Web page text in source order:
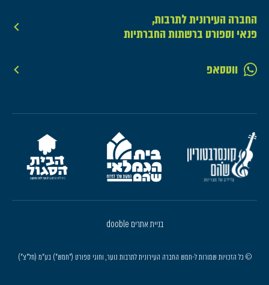
החברה העירונית לתרבות,
פנאי וספורט ברשתות החברתיות
ווטסאפ
© כל הזכויות שמורות ל-חמש החברה העירונית לתרבות נוער, וחוגי ספורט ("חמש") בע"מ (חל"צ")
בניית אתרים dooble